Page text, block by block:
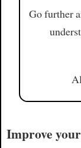
Go further
Improve